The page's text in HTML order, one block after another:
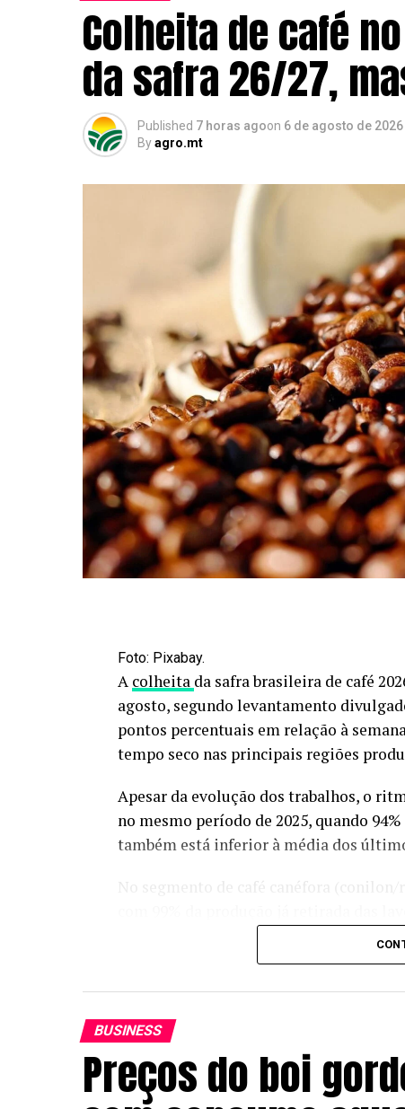
Colheita de café
da safra 26/27,
Published 7 horas agoon 6 de agosto de 2026
Byagro.mt
Foto: Pixabay.
A colheita da safra brasileira de café
agosto, segundo levantamento
pontos percentuais em relação à
tempo seco nas principais regiões
Apesar da evolução dos trabalhos, o
no mesmo período de 2025, quando
também está inferior à média dos
no mesmo período do ano passado e
Já a colheita do café arábica
alcançando 77% da produção. As
intensificação dos trabalhos, mas o
BUSINESS
Preços do boi